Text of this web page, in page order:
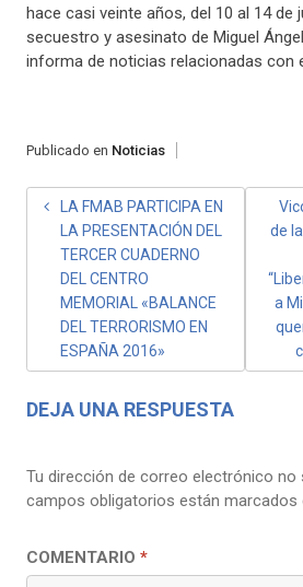
hace casi veinte años, del 10 al 14 de
secuestro y asesinato de Miguel
informa de noticias relacionadas con
Publicado en Noticias
NAVEGACIÓN
ENTRADAS
LA FMAB PARTICIPA EN
LA PRESENTACIÓN DEL
TERCER CUADERNO
DEL CENTRO
MEMORIAL «BALANCE
DEL TERRORISMO EN
ESPAÑA 2016»
de
a
DEJA UNA RESPUESTA
Tu dirección de correo electrónico no
campos obligatorios están marcados
COMENTARIO *